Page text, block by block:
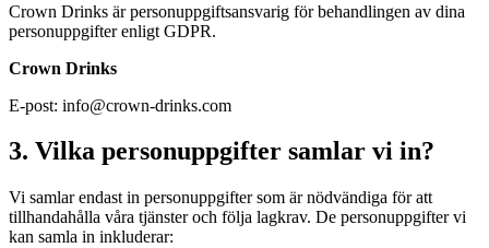
Crown Drinks är personuppgiftsansvarig för behandlingen av dina
personuppgifter enligt GDPR.
Crown Drinks
E-post: info@crown-drinks.com
3. Vilka personuppgifter samlar vi in?
Vi samlar endast in personuppgifter som är nödvändiga för att
tillhandahålla våra tjänster och följa lagkrav. De personuppgifter vi
kan samla in inkluderar: